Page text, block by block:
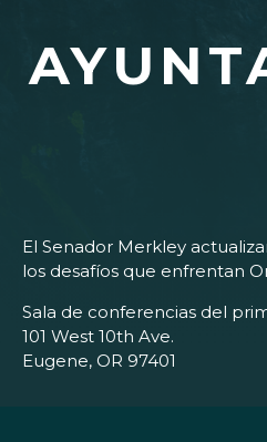
El Senador Merkley
los desafíos que enfrentan
Sala de conferencias del
101 West 10th Ave.
Eugene, OR 97401